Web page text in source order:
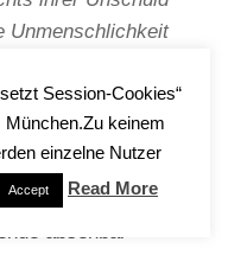
Unmenschlichkeit
Erwachsene
die Stimme der
absehbar
Session-Cookies“
München.Zu keinem
einzelne Nutzer
Accept Read More